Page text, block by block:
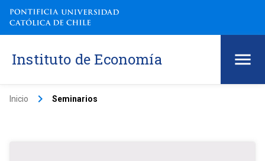
Instituto de Economía
Inicio keyboard_arrow_right Seminarios